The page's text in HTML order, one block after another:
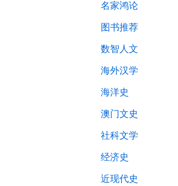
名家鸿论
图书推荐
数智人文
海外汉学
海洋史
澳门文史
社科文学
经济史
近现代史